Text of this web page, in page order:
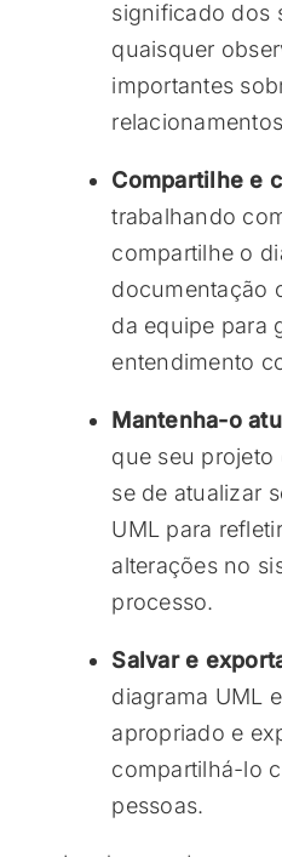
significado dos
quaisquer
importantes
Compartilhe e
trabalhando
compartilhe o
documentação
da equipe para
entendimento
Mantenha-o
que seu
se de atualizar
UML para
alterações no
processo.
Salvar e
diagrama UML
apropriado e
compartilhá-lo
pessoas.